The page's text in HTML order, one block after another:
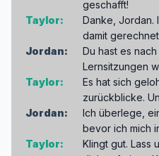
geschafft!
Taylor:
Danke, Jordan.
damit
Jordan:
Du hast es
Lernsitzungen
Taylor:
Es hat sich
zurückblicke.
Jordan:
Ich überlege,
bevor ich mich
Taylor:
Klingt gut. Lass